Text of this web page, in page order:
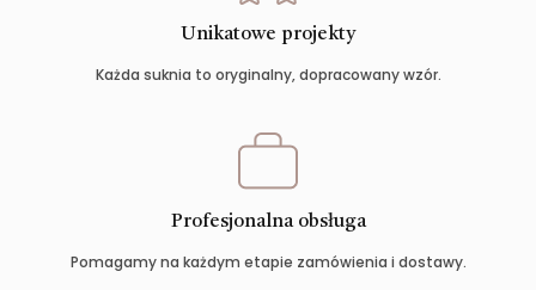
Unikatowe projekty
Każda suknia to oryginalny, dopracowany wzór.
Profesjonalna obsługa
Pomagamy na każdym etapie zamówienia i dostawy.